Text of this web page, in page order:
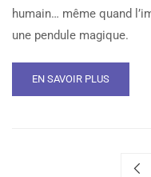
humain… même quand
une pendule magique.
EN SAVOIR PLUS